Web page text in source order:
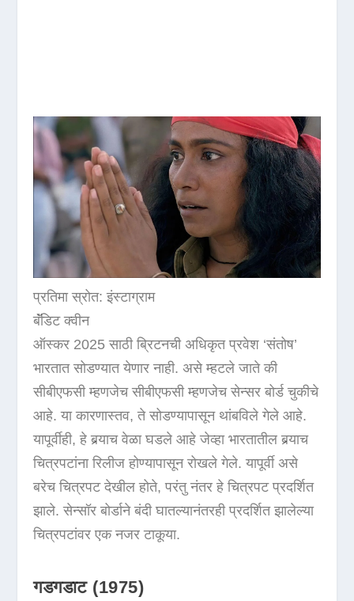
प्रतिमा स्रोत: इंस्टाग्राम
बॅंडिट क्वीन
ऑस्कर 2025 साठी ब्रिटनची अधिकृत प्रवेश ‘संतोष’
भारतात सोडण्यात येणार नाही. असे म्हटले जाते की
सीबीएफसी म्हणजेच सीबीएफसी म्हणजेच सेन्सर बोर्ड चुकीचे
आहे. या कारणास्तव, ते सोडण्यापासून थांबविले गेले आहे.
यापूर्वीही, हे बर्‍याच वेळा घडले आहे जेव्हा भारतातील बर्‍याच
चित्रपटांना रिलीज होण्यापासून रोखले गेले. यापूर्वी असे
बरेच चित्रपट देखील होते, परंतु नंतर हे चित्रपट प्रदर्शित
झाले. सेन्सॉर बोर्डाने बंदी घातल्यानंतरही प्रदर्शित झालेल्या
चित्रपटांवर एक नजर टाकूया.
गडगडाट (1975)